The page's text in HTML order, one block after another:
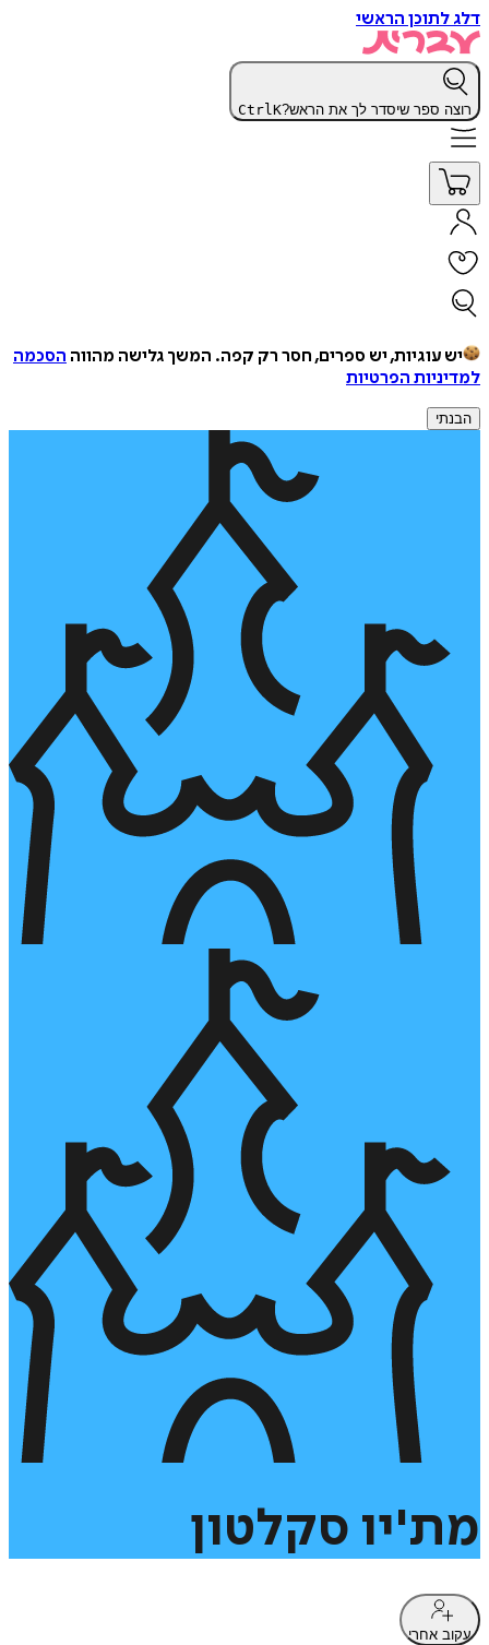
דלג לתוכן הראשי
רוצה ספר שיסדר לך את הראש? CtrlK
יש עוגיות, יש ספרים, חסר רק קפה. המשך גלישה מהווה הסכמה
למדיניות הפרטיות
הבנתי
מת'יו סקלטון
עקוב אחרי